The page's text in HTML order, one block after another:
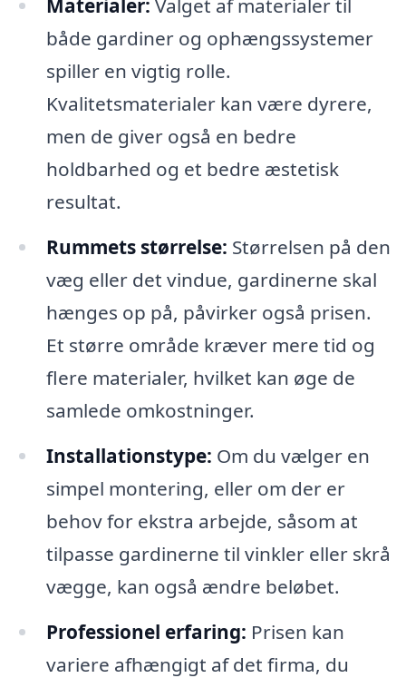
Materialer: Valget af materialer til
både gardiner og ophængssystemer
spiller en vigtig rolle.
Kvalitetsmaterialer kan være dyrere,
men de giver også en bedre
holdbarhed og et bedre æstetisk
resultat.
Rummets størrelse: Størrelsen på den
væg eller det vindue, gardinerne skal
hænges op på, påvirker også prisen.
Et større område kræver mere tid og
flere materialer, hvilket kan øge de
samlede omkostninger.
Installationstype: Om du vælger en
simpel montering, eller om der er
behov for ekstra arbejde, såsom at
tilpasse gardinerne til vinkler eller skrå
vægge, kan også ændre beløbet.
Professionel erfaring: Prisen kan
variere afhængigt af det firma, du